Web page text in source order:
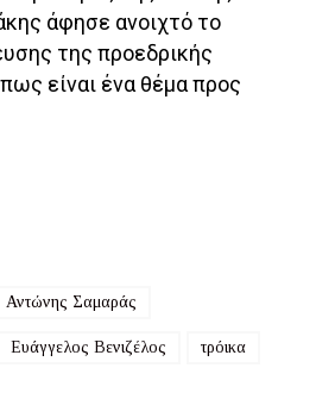
άφησε ανοιχτό το
της προεδρικής
είναι ένα θέμα προς
Αντώνης Σαμαράς
Ευάγγελος Βενιζέλος τρόικα